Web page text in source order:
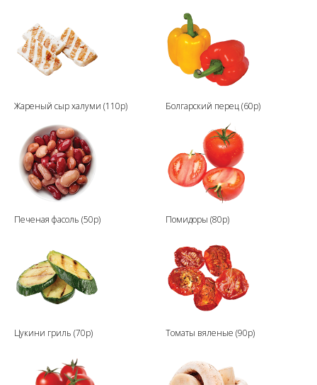
Жареный сыр халуми (110р) Болгарский перец (60р)
Печеная фасоль (50р) Помидоры (80р)
Цукини гриль (70р) Томаты вяленые (90р)